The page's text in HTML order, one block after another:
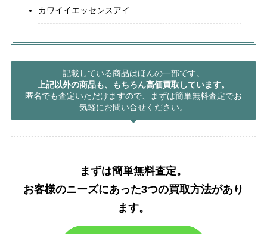
カワイイエッセンスアイ
記載している商品はほんの一部です。
上記以外の商品も、もちろん高価買取しています。
匿名でも査定いただけますので、まずは簡単無料査定でお
気軽にお問い合せください。
まずは簡単無料査定。
お客様のニーズにあった3つの買取方法があり
ます。​